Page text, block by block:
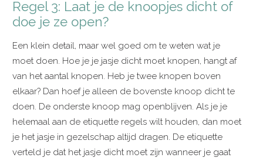
Regel 3: Laat je de knoopjes dicht of
doe je ze open?
Een klein detail, maar wel goed om te weten wat je
moet doen. Hoe je je jasje dicht moet knopen, hangt af
van het aantal knopen. Heb je twee knopen boven
elkaar? Dan hoef je alleen de bovenste knoop dicht te
doen. De onderste knoop mag openblijven. Als je je
helemaal aan de etiquette regels wilt houden, dan moet
je het jasje in gezelschap altijd dragen. De etiquette
verteld je dat het jasje dicht moet zijn wanneer je gaat